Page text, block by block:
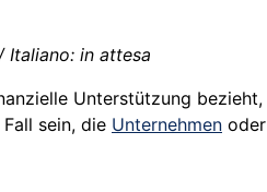
Italiano: in attesa
Unterstützung
sein, die Unternehmen